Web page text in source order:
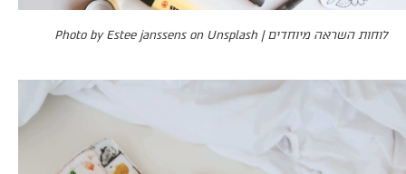
לוחות השראה מיוחדים | Photo by Estee janssens on Unsplash